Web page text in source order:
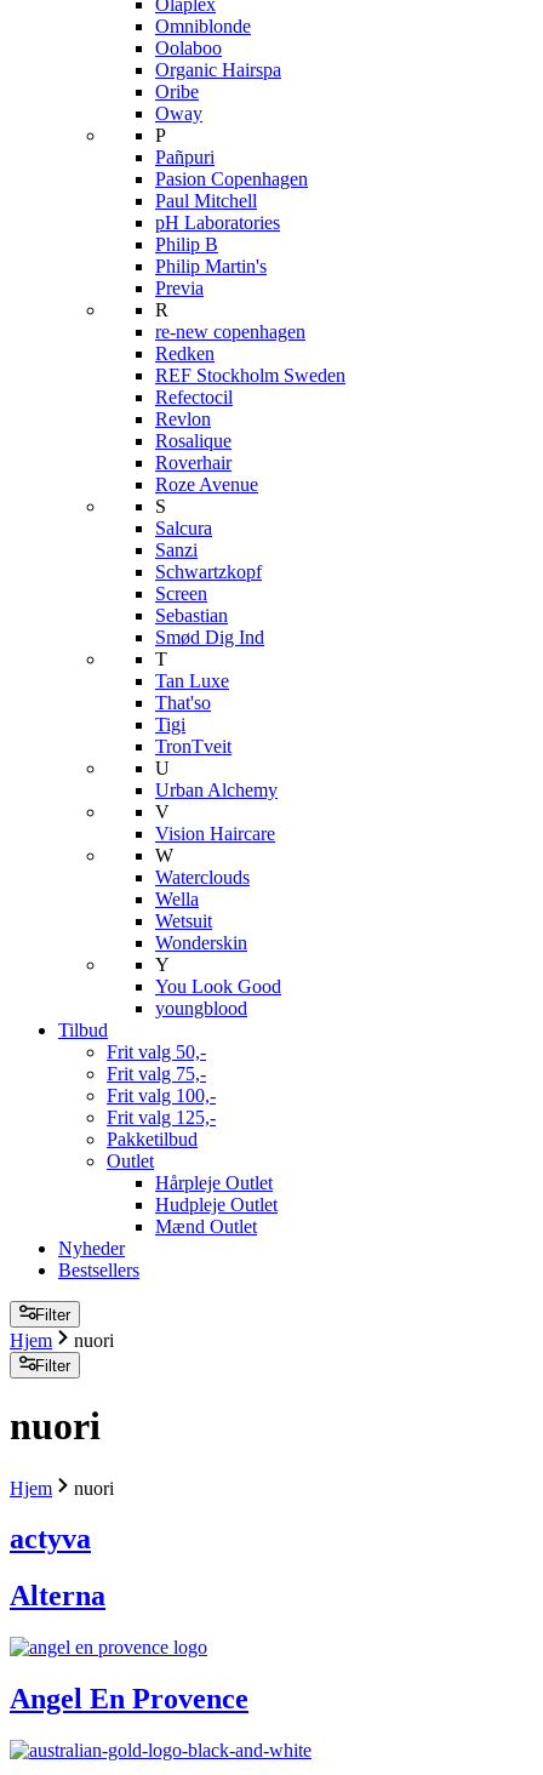
Omniblonde
Oolaboo
Organic Hairspa
Oribe
Oway
P
Pañpuri
Pasion Copenhagen
Paul Mitchell
pH Laboratories
Philip B
Philip Martin's
Previa
R
re-new copenhagen
Redken
REF Stockholm Sweden
Refectocil
Revlon
Rosalique
Roverhair
Roze Avenue
S
Salcura
Sanzi
Schwartzkopf
Screen
Sebastian
Smød Dig Ind
T
Tan Luxe
That'so
Tigi
TronTveit
U
Urban Alchemy
V
Vision Haircare
W
Waterclouds
Wella
Wetsuit
Wonderskin
Y
You Look Good
youngblood
Tilbud
Frit valg 50,-
Frit valg 75,-
Frit valg 100,-
Frit valg 125,-
Pakketilbud
Outlet
Hårpleje Outlet
Hudpleje Outlet
Mænd Outlet
Nyheder
Bestsellers
Filter
Hjem nuori
Filter
nuori
Hjem nuori
actyva
Alterna
Angel En Provence